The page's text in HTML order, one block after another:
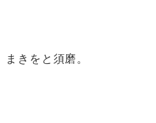
きをと須磨。